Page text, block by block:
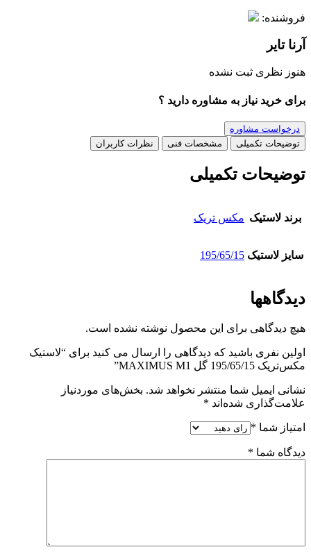
فروشنده:
آرنا تایر
هنوز نظری ثبت نشده
برای خرید نیاز به مشاوره دارید ؟
درخواست مشاوره
توضیحات تکمیلی
مشخصات فنی نظرات کاربران
توضیحات تکمیلی
برند لاستیک مکس تریک
سایز لاستیک 195/65/15
دیدگاهها
هیچ دیدگاهی برای این محصول نوشته نشده است.
اولین نفری باشید که دیدگاهی را ارسال می کنید برای “لاستیک
مکس‌تریک 195/65/15 گل MAXIMUS M1”
نشانی ایمیل شما منتشر نخواهد شد. بخش‌های موردنیاز
علامت‌گذاری شده‌اند *
امتیاز شما *
دیدگاه شما *